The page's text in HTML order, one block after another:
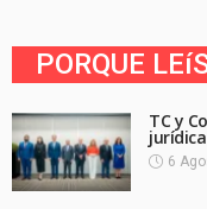
PORQUE
TC y
6